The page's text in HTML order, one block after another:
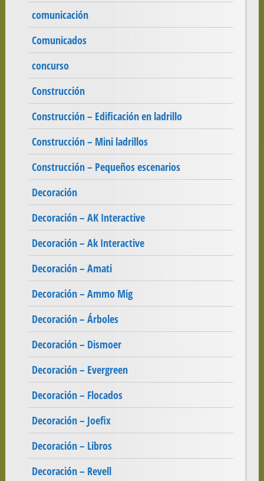
comunicación
Comunicados
concurso
Construcción
Construcción – Edificación en ladrillo
Construcción – Mini ladrillos
Construcción – Pequeños escenarios
Decoración
Decoración – AK Interactive
Decoración – Ak Interactive
Decoración – Amati
Decoración – Ammo Mig
Decoración – Árboles
Decoración – Dismoer
Decoración – Evergreen
Decoración – Flocados
Decoración – Joefix
Decoración – Libros
Decoración – Revell